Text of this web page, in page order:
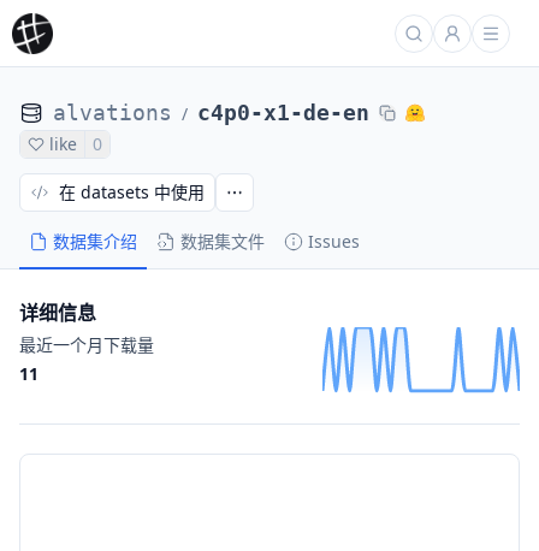
alvations / c4p0-x1-de-en
like 0
数据集介绍 数据集文件 Issues
在 datasets 中使用
详细信息
最近一个月下载量
11